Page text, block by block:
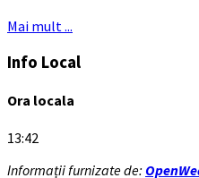
Mai mult ...
Info Local
Ora locala
13:42
Informații furnizate de: